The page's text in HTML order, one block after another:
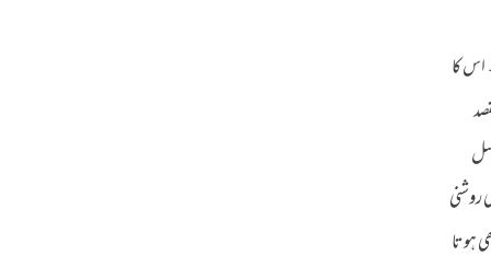
اس کا
ہوتا